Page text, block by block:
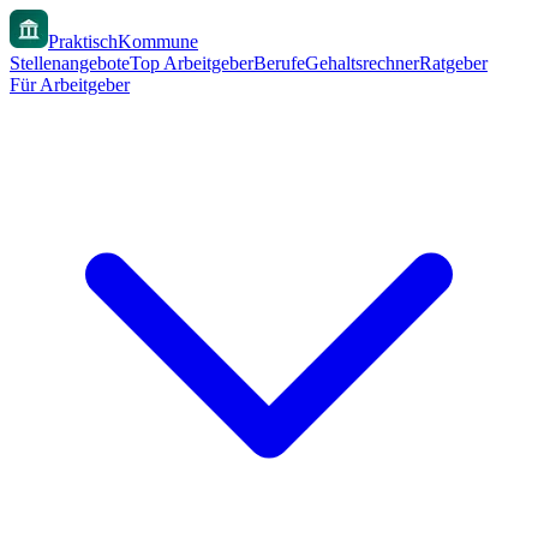
PraktischKommune
StellenangeboteTop ArbeitgeberBerufeGehaltsrechnerRatgeber
Für Arbeitgeber